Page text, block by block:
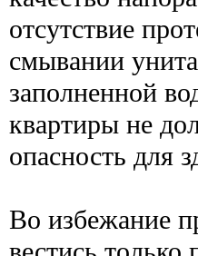
отсутствие
смывании
заполненной
квартиры не
опасность для
Во избежание